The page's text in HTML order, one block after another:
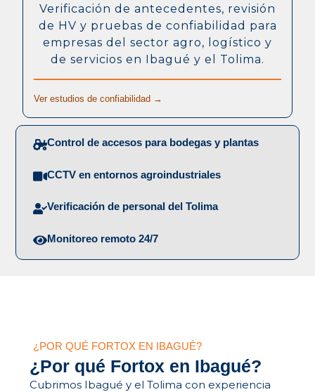
Verificación de antecedentes, revisión
de HV y pruebas de confiabilidad para
empresas del sector agro, logístico y
de servicios en Ibagué y el Tolima.
Ver estudios de confiabilidad →
Control de accesos para bodegas y plantas
CCTV en entornos agroindustriales
Verificación de personal del Tolima
Monitoreo remoto 24/7
¿POR QUÉ FORTOX EN IBAGUÉ?
¿Por qué Fortox en Ibagué?
Cubrimos Ibagué y el Tolima con experiencia